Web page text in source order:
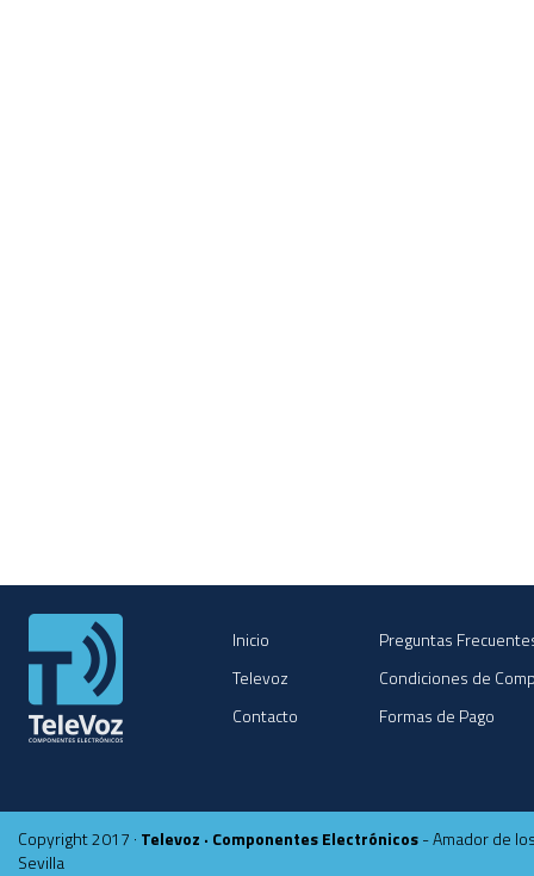
Inicio
Preguntas
Televoz
Condiciones de
Contacto
Formas de Pago
Copyright 2017 · Televoz · Componentes Electrónicos- Amador de
Sevilla